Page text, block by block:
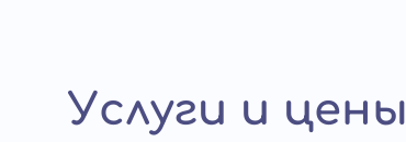
Услуги и цены